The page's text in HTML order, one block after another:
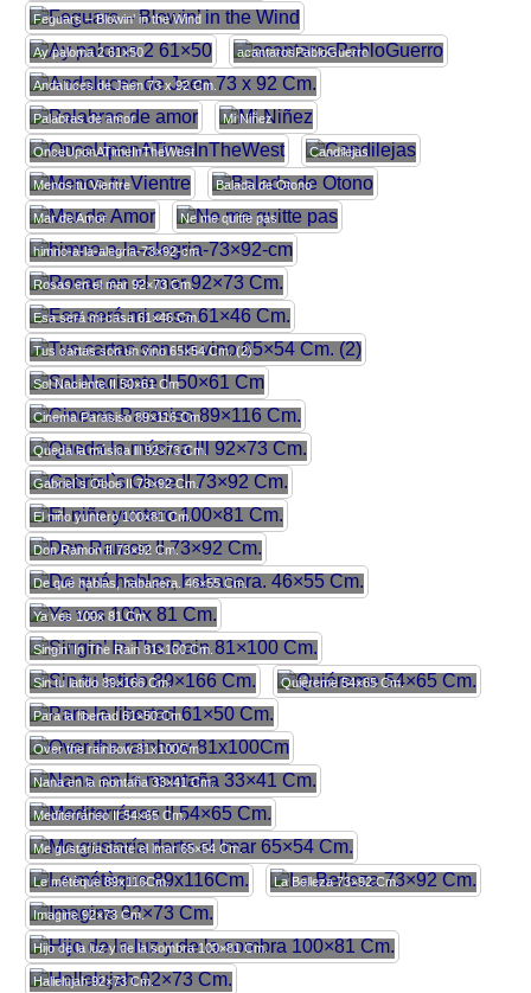
Feguars – Blowin’ in the Wind
Ay paloma 2 61×50 acantarosPabloGuerro
Andaluces de Jaen 73 x 92 Cm.
Palabras de amor Mi Niñez
OnceUponATimeInTheWest Candilejas
Menos tu Vientre Balada de Otono
Mar de Amor Ne me quitte pas
himno-a-la-alegria-73×92-cm
Rosas en el mar 92×73 Cm.
Esa será mi casa 61×46 Cm.
Tus cartas son un vino 65×54 Cm. (2)
Sol Naciente II 50×61 Cm
Cinema Parasiso 89×116 Cm.
Queda la música lll 92×73 Cm.
Gabriel`s Oboe II 73×92 Cm.
El niño yuntero 100×81 Cm.
Don Ramon II 73×92 Cm.
De qué hablas, habanera. 46×55 Cm.
Ya ves 100x 81 Cm.
Singin’ In The Rain 81×100 Cm.
Sin tu latido 89×166 Cm. Quiéreme 54×65 Cm.
Para la libertad 61×50 Cm.
Over the rainbow 81x100Cm
Nana en la montaña 33×41 Cm.
Mediterráneo II 54×65 Cm.
Me gustaría darte el lmar 65×54 Cm.
Le métèque 89x116Cm. La Belleza 73×92 Cm.
Imagine 92×73 Cm.
Hijo de la luz y de la sombra 100×81 Cm.
Hallelujah 92×73 Cm.